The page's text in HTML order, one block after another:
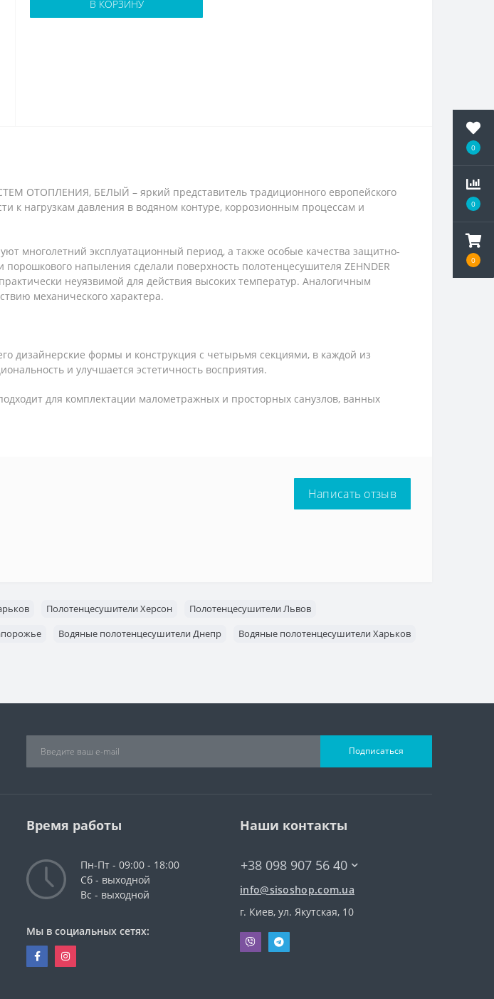
0
0
0
В КОРЗИНУ
ОТОПЛЕНИЯ, БЕЛЫЙ – яркий представитель традиционного европейского
к нагрузкам давления в водяном контуре, коррозионным процессам и
многолетний эксплуатационный период, а также особые качества защитно-
напыления сделали поверхность полотенцесушителя ZEHNDER
неуязвимой для действия высоких температур. Аналогичным
механического характера.
дизайнерские формы и конструкция с четырьмя секциями, в каждой из
и улучшается эстетичность восприятия.
для комплектации малометражных и просторных санузлов, ванных
Написать отзыв
Полотенцесушители Херсон
Полотенцесушители Львов
Водяные полотенцесушители Днепр
Водяные полотенцесушители Харьков
Подписаться
Время работы
Пн-Пт - 09:00 - 18:00
Сб - выходной
Вс - выходной
Мы в социальных сетях:
Наши контакты
+38 098 907 56 40
info@sisoshop.com.ua
г. Киев, ул. Якутская, 10